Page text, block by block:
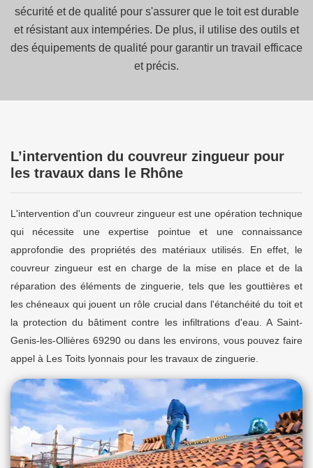
sécurité et de qualité pour s'assurer que le toit est durable
et résistant aux intempéries. De plus, il utilise des outils et
des équipements de qualité pour garantir un travail efficace
et précis.
L’intervention du couvreur zingueur pour
les travaux dans le Rhône
L'intervention d'un couvreur zingueur est une opération technique
qui nécessite une expertise pointue et une connaissance
approfondie des propriétés des matériaux utilisés. En effet, le
couvreur zingueur est en charge de la mise en place et de la
réparation des éléments de zinguerie, tels que les gouttières et
les chéneaux qui jouent un rôle crucial dans l'étanchéité du toit et
la protection du bâtiment contre les infiltrations d'eau. A Saint-
Genis-les-Ollières 69290 ou dans les environs, vous pouvez faire
appel à Les Toits lyonnais pour les travaux de zinguerie.